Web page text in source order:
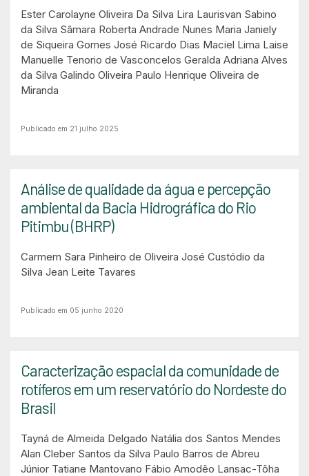
Ester Carolayne Oliveira Da Silva Lira Laurisvan Sabino
da Silva Sâmara Roberta Andrade Nunes Maria Janiely
de Siqueira Gomes José Ricardo Dias Maciel Lima Laise
Manuelle Tenorio de Vasconcelos Geralda Adriana Alves
da Silva Galindo Oliveira Paulo Henrique Oliveira de
Miranda
Publicado em 21 julho 2025
Análise de qualidade da água e percepção
ambiental da Bacia Hidrográfica do Rio
Pitimbu (BHRP)
Carmem Sara Pinheiro de Oliveira José Custódio da
Silva Jean Leite Tavares
Publicado em 05 junho 2020
Caracterização espacial da comunidade de
rotíferos em um reservatório do Nordeste do
Brasil
Tayná de Almeida Delgado Natália dos Santos Mendes
Alan Cleber Santos da Silva Paulo Barros de Abreu
Júnior Tatiane Mantovano Fábio Amodêo Lansac-Tôha